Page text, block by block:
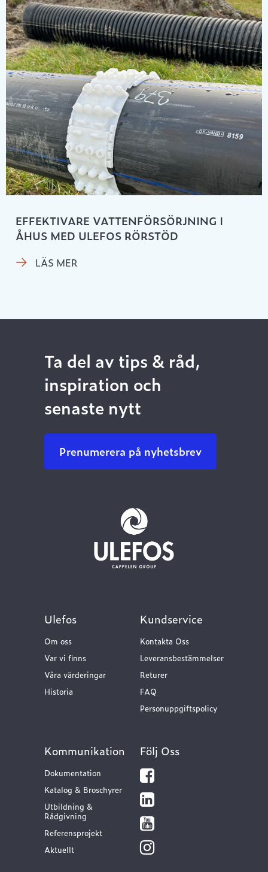
EFFEKTIVARE VATTENFÖRSÖRJNING I
ÅHUS MED ULEFOS RÖRSTÖD
LÄS MER
Ta del av tips & råd,
inspiration och
senaste nytt
Prenumerera på nyhetsbrev
Ulefos
Om oss
Var vi finns
Våra värderingar
Historia
Kundservice
Kontakta Oss
Leveransbestämmelser
Returer
FAQ
Personuppgiftspolicy
Kommunikation
Dokumentation
Katalog & Broschyrer
Utbildning &
Rådgivning
Referensprojekt
Aktuellt
Följ Oss